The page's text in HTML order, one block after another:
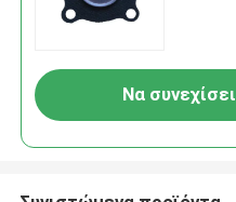
Να συνεχίσει